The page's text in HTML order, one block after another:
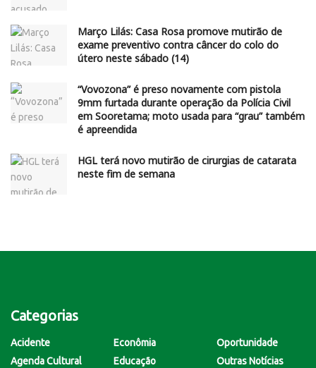
Março Lilás: Casa Rosa promove mutirão de
exame preventivo contra câncer do colo do
útero neste sábado (14)
“Vovozona” é preso novamente com pistola
9mm furtada durante operação da Polícia Civil
em Sooretama; moto usada para “grau” também
é apreendida
HGL terá novo mutirão de cirurgias de catarata
neste fim de semana
Categorias
Acidente
Agenda Cultural
Econômia
Educação
Oportunidade
Outras Notícias